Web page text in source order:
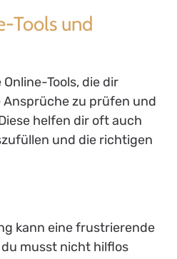
Tools und
Tools, die dir
Ansprüche zu prüfen und
helfen dir oft auch
und die richtigen
kann eine frustrierende
musst nicht hilflos